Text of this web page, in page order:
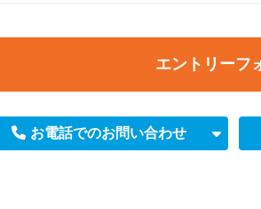
エントリーフ
お電話でのお問い合わせ